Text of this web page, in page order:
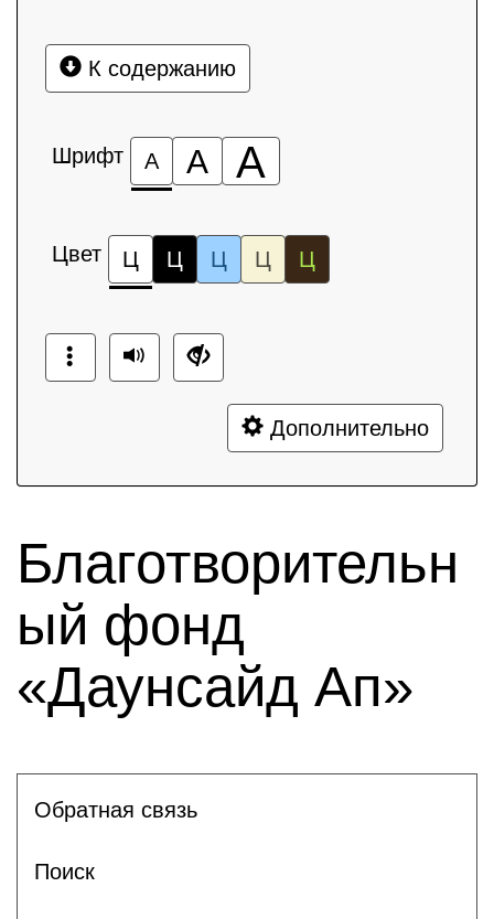
К содержанию
Шрифт А А А
Цвет Ц Ц Ц Ц Ц
Дополнительно
Благотворительн
ый фонд
«Даунсайд Ап»
Обратная связь
Поиск